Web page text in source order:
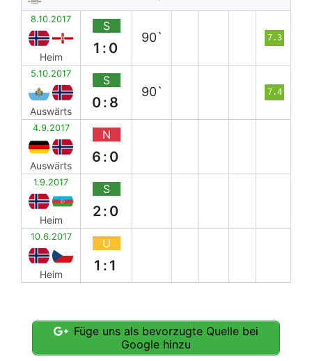
8.10.2017
Heim
S
1:0
90` 7.3
5.10.2017
Auswärts
S
0:8
90` 7.4
4.9.2017
Auswärts
N
6:0
1.9.2017
Heim
S
2:0
10.6.2017
Heim
U
1:1
Füge uns als bevorzugte Quelle bei
Google hinzu